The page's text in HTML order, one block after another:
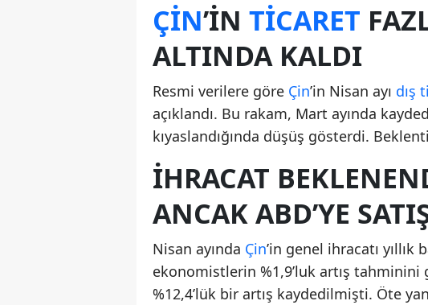
ÇIN’IN TICARET
ALTINDA KALDI
Resmi verilere göre Çin’in Nisan ayı dış
açıklandı. Bu rakam, Mart ayında
kıyaslandığında düşüş gösterdi.
İHRACAT
ANCAK ABD’YE
Nisan ayında Çin’in genel ihracatı
ekonomistlerin %1,9’luk artış tahminini
%12,4’lük bir artış kaydedilmişti. Öte